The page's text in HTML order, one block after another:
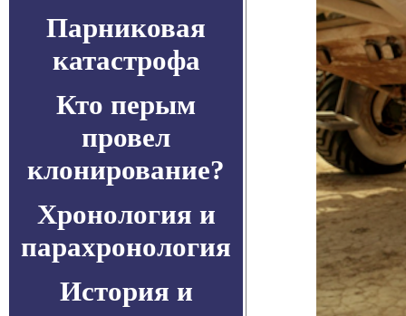
Парниковая
катастрофа
Кто перым
провел
клонирование?
Хронология и
парахронология
История и